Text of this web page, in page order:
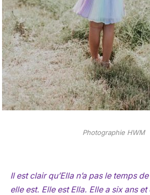
Photographie HWM
Il est clair qu’Ella n’a pas le temps
elle est. Elle est Ella. Elle a six ans